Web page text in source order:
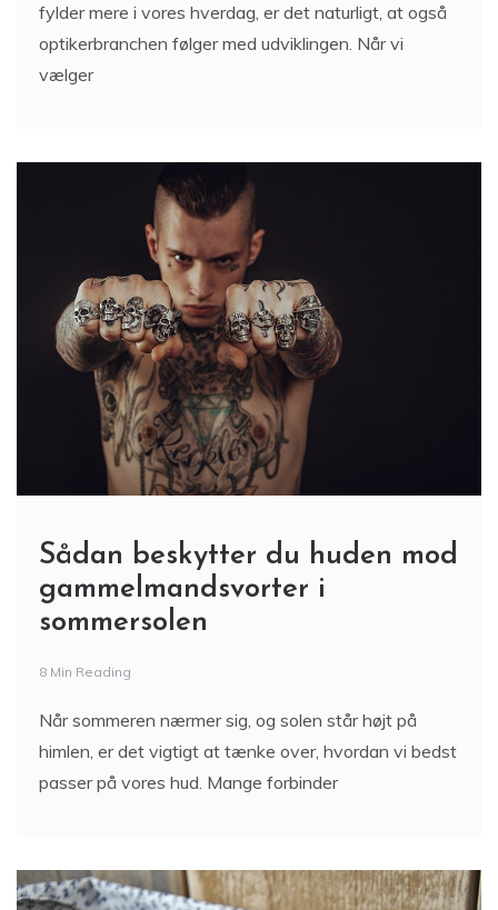
fylder mere i vores hverdag, er det naturligt, at også
optikerbranchen følger med udviklingen. Når vi
vælger
Sådan beskytter du huden mod
gammelmandsvorter i
sommersolen
8 Min Reading
Når sommeren nærmer sig, og solen står højt på
himlen, er det vigtigt at tænke over, hvordan vi bedst
passer på vores hud. Mange forbinder